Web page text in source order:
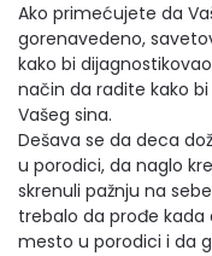
Ako primećujete da
gorenavedeno,
kako bi
način da radite kako
Vašeg sina.
Dešava se da deca
u porodici, da naglo
skrenuli pažnju na
trebalo da prođe
mesto u porodici i da